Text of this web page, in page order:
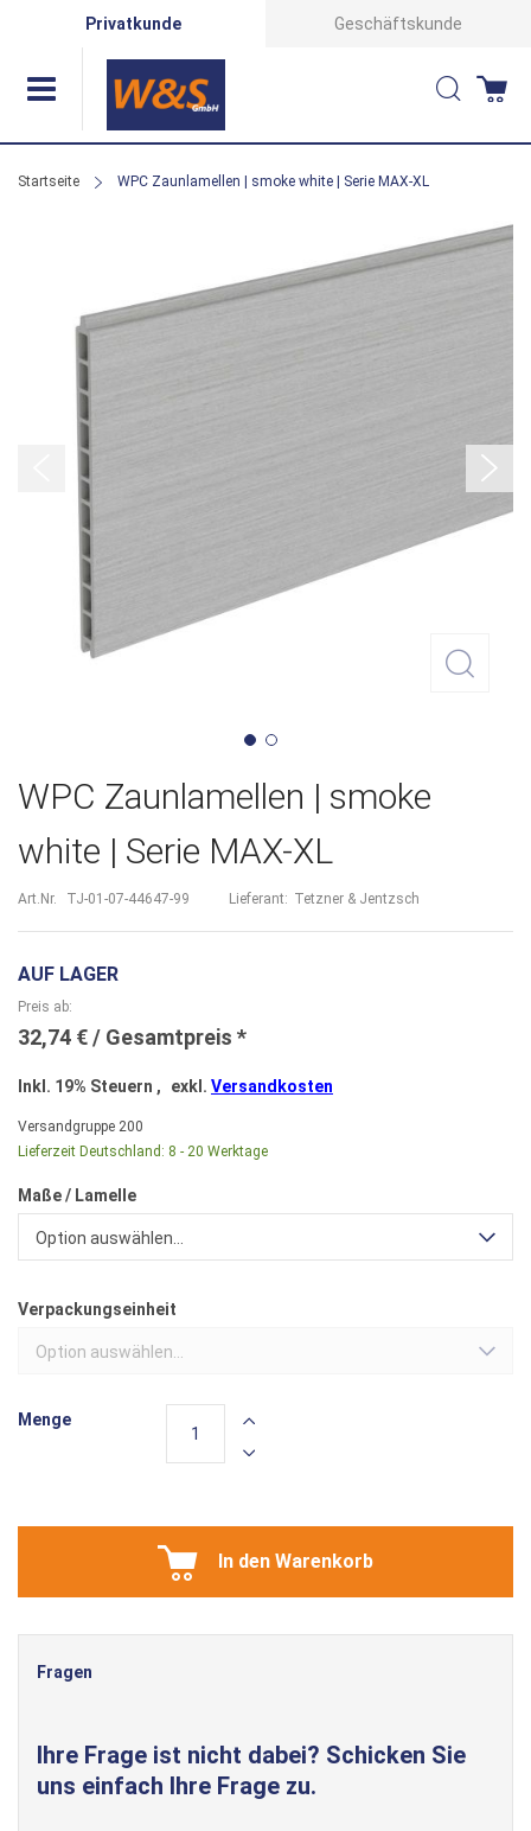
Privatkunde Geschäftskunde
Suche
Startseite WPC Zaunlamellen | smoke white | Serie MAX-XL
springen
Zum
der
Bildergalerie
springen
WPC Zaunlamellen | smoke
white | Serie MAX-XL
Art.Nr. TJ-01-07-44647-99 Lieferant: Tetzner & Jentzsch
AUF LAGER
Preis ab
32,74 €
Inkl. 19% Steuern , exkl. Versandkosten
Versandgruppe 200
Lieferzeit Deutschland: 8 - 20 Werktage
Maße / Lamelle
Option auswählen...
Verpackungseinheit
Option auswählen...
Menge
In den Warenkorb
Fragen
Ihre Frage ist nicht dabei? Schicken Sie
uns einfach Ihre Frage zu.